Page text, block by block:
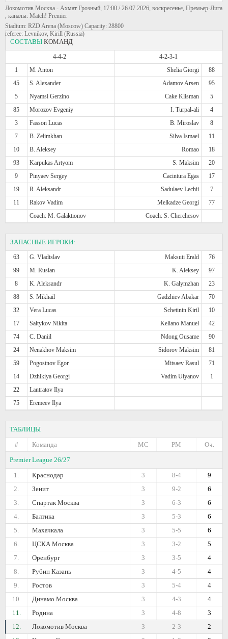
Локомотив Москва - Ахмат Грозный, 17:00 / 26.07.2026, воскресенье, Премьер-Лига
, каналы: Match! Premier
Stadium: RZD Arena (Moscow) Capacity: 28800
referee: Levnikov, Kirill (Russia)
СОСТАВЫ КОМАНД
4-4-2
4-2-3-1
1
M. Anton Shelia Giorgi
88
45
S. Alexander Adamov Arsen
95
5
Nyamsi Gerzino Cake Klisman
5
85
Morozov Evgeniy I. Turpal-ali
4
3
Fasson Lucas B. Miroslav
8
7
B. Zelimkhan Silva Ismael
11
10
B. Aleksey Romao
18
93
Karpukas Artyom S. Maksim
20
9
Pinyaev Sergey Cacintura Egas
17
19
R. Aleksandr Sadulaev Lechii
7
11
Rakov Vadim Melkadze Georgi
77
Coach: M. Galaktionov
Coach: S. Cherchesov
ЗАПАСНЫЕ ИГРОКИ:
63 G. Vladislav Maksuti Erald
76
99
M. Ruslan K. Aleksey
97
8
K. Aleksandr K. Galymzhan
23
88
S. Mikhail Gadzhiev Abakar
70
32
Vera Lucas Schetinin Kiril
10
17
Saltykov Nikita Keliano Manuel
42
74
C. Daniil Ndong Ousame
90
24
Nenakhov Maksim Sidorov Maksim
81
59
Pogostnov Egor Mitsaev Rasul
71
14
Dzhikiya Georgi Vadim Ulyanov
1
22
Lantratov Ilya
75
Eremeev Ilya
ТАБЛИЦЫ
#
Команда Оч.
РМ
МС
Premier League 26/27
1.
Краснодар 9
8-4
3
2.
Зенит 6
9-2
3
3.
Спартак Москва 6
6-3
3
4.
Балтика 6
5-3
3
5.
Махачкала 6
5-5
3
6.
ЦСКА Москва 5
3-2
3
7.
Оренбург 4
3-5
3
8.
Рубин Казань 4
4-5
3
9.
Ростов 4
5-4
3
10.
Динамо Москва 4
4-3
3
11.
Родина 3
4-8
3
12.
Локомотив Москва 2
2-3
3